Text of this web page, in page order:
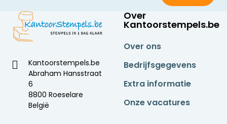
Kantoorstempels.be
Abraham Hansstraat
6
8800 Roeselare
België
Over
Kantoorstempels.be
Over ons
Bedrijfsgegevens
Extra informatie
Onze vacatures